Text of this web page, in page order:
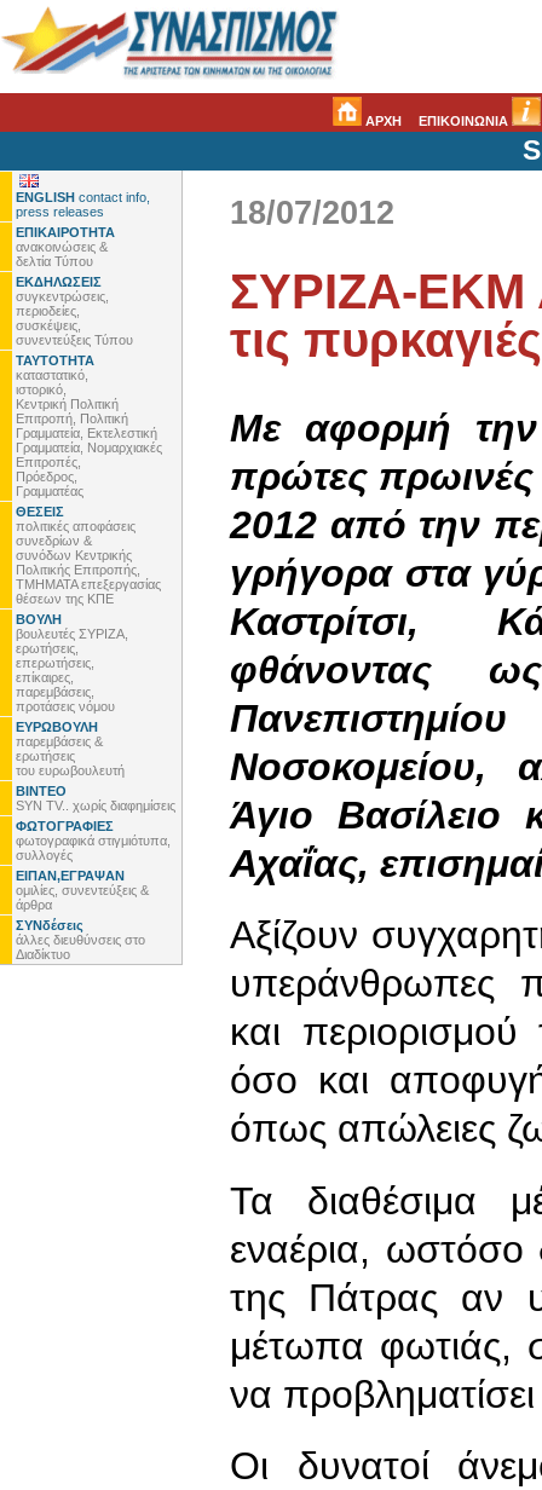
ΑΡΧΗ ΕΠΙΚΟΙΝΩΝΙΑ
ENGLISH contact info,
press releases
ΕΠΙΚΑΙΡΟΤΗΤΑ
ανακοινώσεις &
δελτία Τύπου
ΕΚΔΗΛΩΣΕΙΣ
συγκεντρώσεις,
περιοδείες,
συσκέψεις,
συνεντεύξεις Τύπου
ΤΑΥΤΟΤΗΤΑ
καταστατικό,
ιστορικό,
Κεντρική Πολιτική
Επιτροπή, Πολιτική
Γραμματεία, Εκτελεστική
Γραμματεία, Νομαρχιακές
Επιτροπές,
Πρόεδρος,
Γραμματέας
ΘΕΣΕΙΣ
πολιτικές αποφάσεις
συνεδρίων &
συνόδων Κεντρικής
Πολιτικής Επιτροπής,
ΤΜΗΜΑΤΑ επεξεργασίας
θέσεων της ΚΠΕ
ΒΟΥΛΗ
βουλευτές ΣΥΡΙΖΑ,
ερωτήσεις,
επερωτήσεις,
επίκαιρες,
παρεμβάσεις,
προτάσεις νόμου
ΕΥΡΩΒΟΥΛΗ
παρεμβάσεις &
ερωτήσεις
του ευρωβουλευτή
ΒΙΝΤΕΟ
SYN TV.. χωρίς διαφημίσεις
ΦΩΤΟΓΡΑΦΙΕΣ
φωτογραφικά στιγμιότυπα,
συλλογές
ΕΙΠΑΝ,ΕΓΡΑΨΑΝ
ομιλίες, συνεντεύξεις &
άρθρα
ΣΥΝδέσεις
άλλες διευθύνσεις στο
Διαδίκτυο
18/07/2012
ΣΥΡΙΖΑ-ΕΚΜ
τις πυρκαγιές
Με αφορμή την
πρώτες πρωινές
2012 από την
γρήγορα στα
Καστρίτσι,
φθάνοντας
Νοσοκομείου,
Άγιο
Αχαΐας,
Αξίζουν
υπεράνθρωπες
και
όσο και
όπως απώλειες
Τα διαθέσιμα
εναέρια,
της Πάτρας αν
μέτωπα φωτιάς,
να
Οι δυνατοί